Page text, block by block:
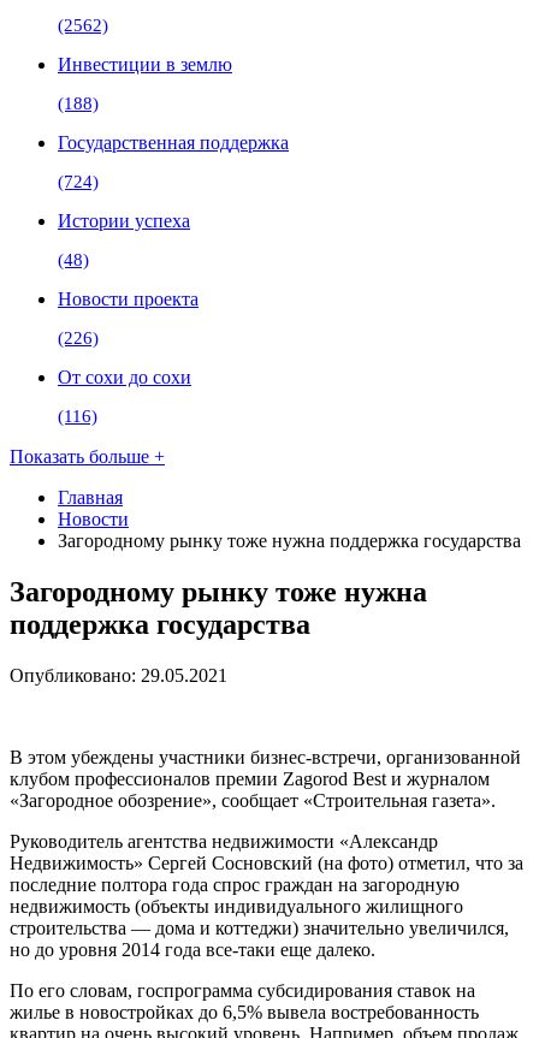
(2562)
Инвестиции в землю
(188)
Государственная поддержка
(724)
Истории успеха
(48)
Новости проекта
(226)
От сохи до сохи
(116)
Показать больше +
Главная
Новости
Загородному рынку тоже нужна поддержка государства
Загородному рынку тоже нужна
поддержка государства
Опубликовано: 29.05.2021
В этом убеждены участники бизнес-встречи, организованной
клубом профессионалов премии Zagorod Best и журналом
«Загородное обозрение», сообщает «Строительная газета».
Руководитель агентства недвижимости «Александр
Недвижимость» Сергей Сосновский (на фото) отметил, что за
последние полтора года спрос граждан на загородную
недвижимость (объекты индивидуального жилищного
строительства — дома и коттеджи) значительно увеличился,
но до уровня 2014 года все-таки еще далеко.
По его словам, госпрограмма субсидирования ставок на
жилье в новостройках до 6,5% вывела востребованность
квартир на очень высокий уровень. Например, объем продаж